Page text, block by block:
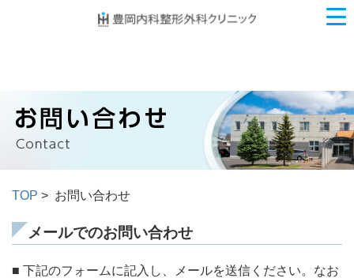
TOP > お問い合わせ
メールでのお問い合わせ
■ 下記のフォームに記入し、メールを送信ください。なお